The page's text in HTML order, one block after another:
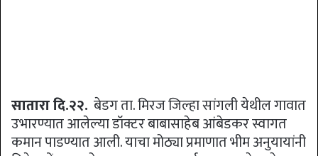
सातारा दि.२२. बेडग ता. मिरज जिल्हा सांगली येथील गावात
उभारण्यात आलेल्या डॉक्टर बाबासाहेब आंबेडकर स्वागत
कमान पाडण्यात आली. याचा मोठ्या प्रमाणात भीम अनुयायांनी